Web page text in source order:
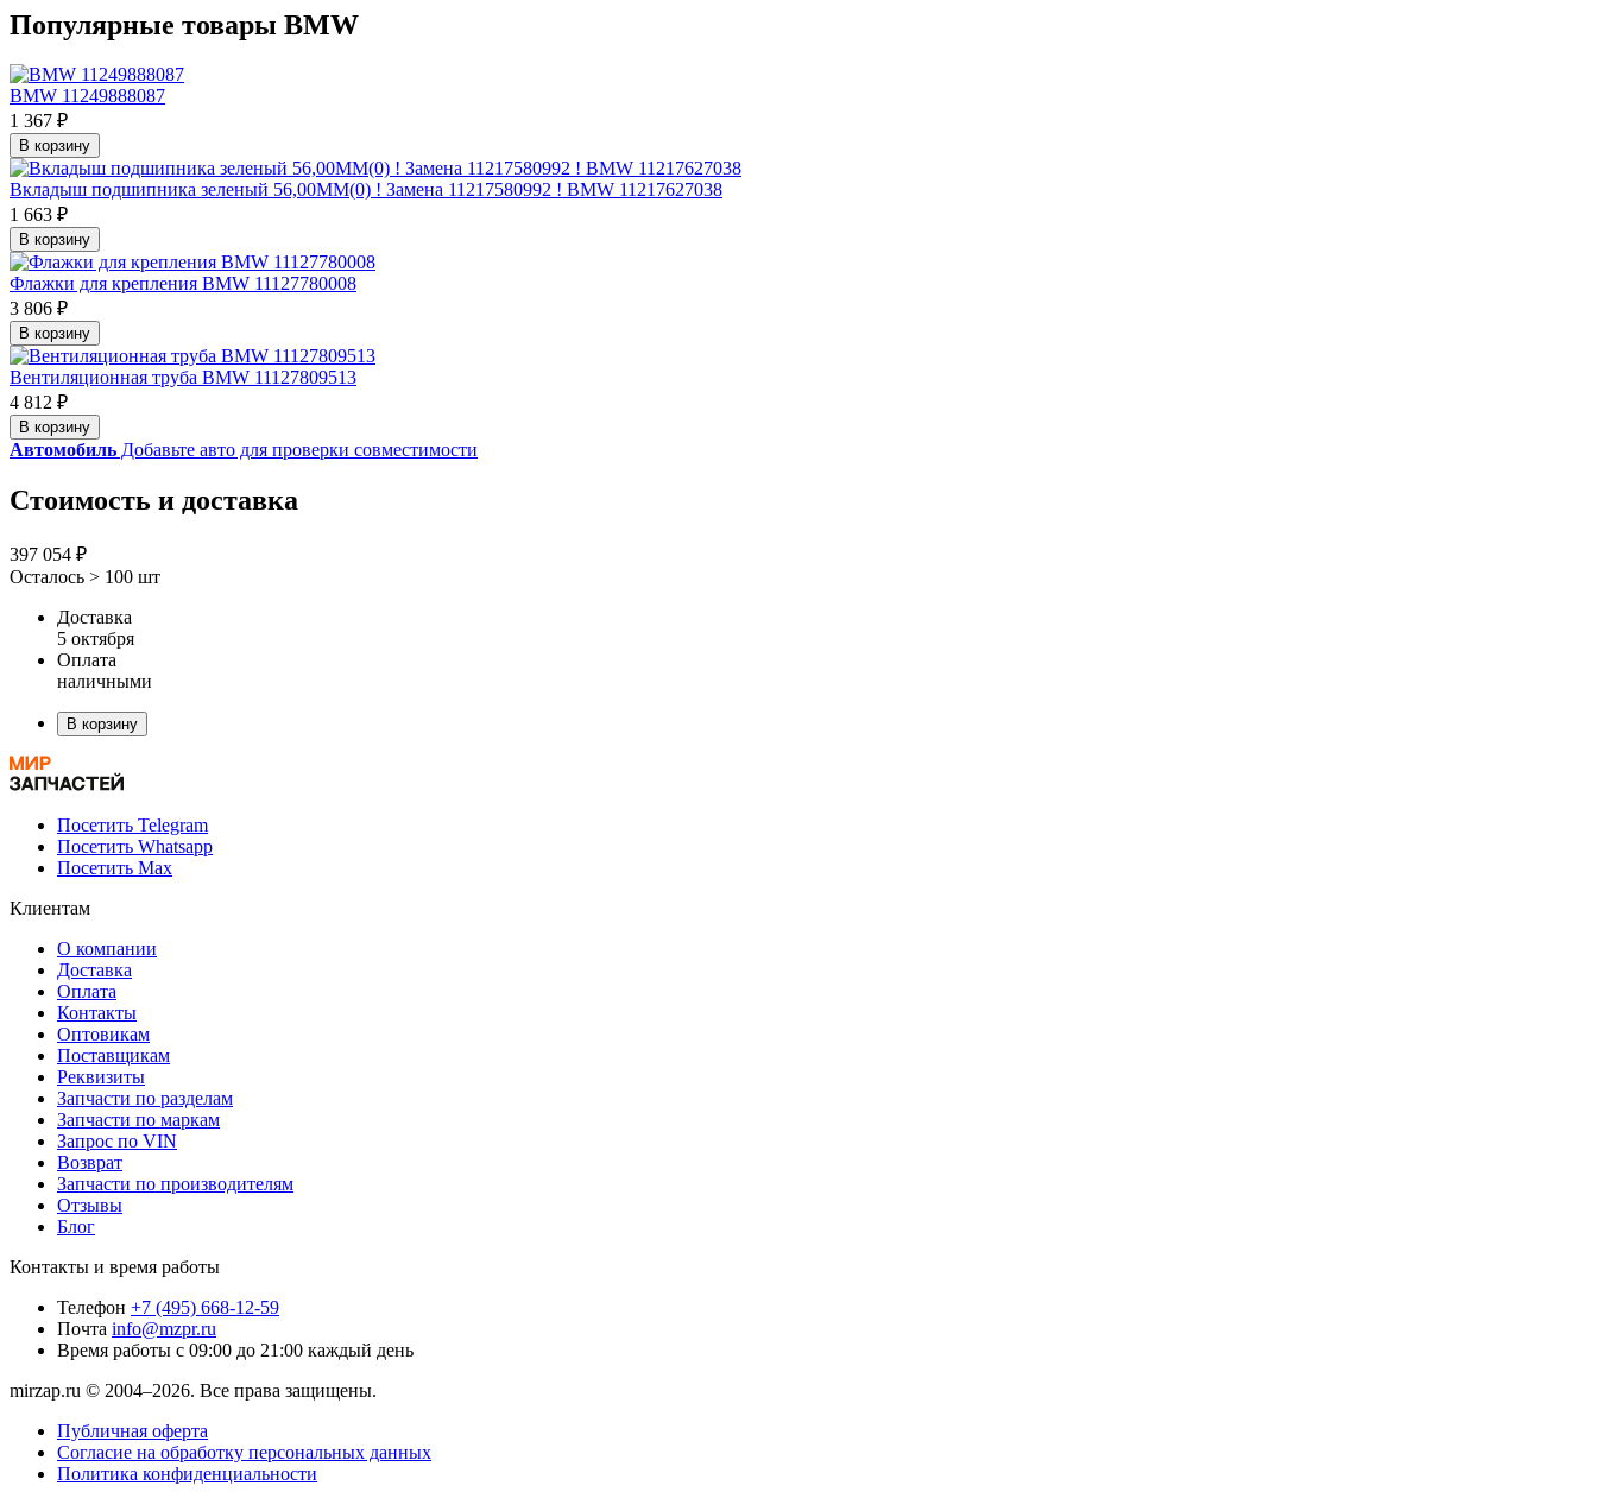
Популярные товары BMW
BMW 11249888087
1 367 ₽
В корзину
Вкладыш подшипника зеленый 56,00MM(0) ! Замена 11217580992 ! BMW 11217627038
1 663 ₽
В корзину
Флажки для крепления BMW 11127780008
3 806 ₽
В корзину
Вентиляционная труба BMW 11127809513
4 812 ₽
В корзину
Автомобиль Добавьте авто для проверки совместимости
Стоимость и доставка
397 054 ₽
Осталось > 100 шт
Доставка
5 октября
Оплата
наличными
В корзину
Посетить Telegram
Посетить Whatsapp
Посетить Max
Клиентам
О компании
Доставка
Оплата
Контакты
Оптовикам
Поставщикам
Реквизиты
Запчасти по разделам
Запчасти по маркам
Запрос по VIN
Возврат
Запчасти по производителям
Отзывы
Блог
Контакты и время работы
Телефон +7 (495) 668-12-59
Почта info@mzpr.ru
Время работы с 09:00 до 21:00 каждый день
mirzap.ru © 2004–2026. Все права защищены.
Публичная оферта
Согласие на обработку персональных данных
Политика конфиденциальности